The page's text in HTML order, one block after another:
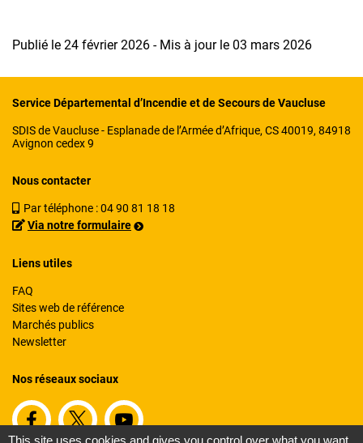
Publié le 24 février 2026 - Mis à jour le 03 mars 2026
Service Départemental d’Incendie et de Secours de Vaucluse
SDIS de Vaucluse - Esplanade de l’Armée d’Afrique, CS 40019, 84918
Avignon cedex 9
Nous contacter
Par téléphone :04 90 81 18 18
Via notre formulaire
Liens utiles
FAQ
Sites web de référence
Marchés publics
Newsletter
Nos réseaux sociaux
This site uses cookies and gives you control over what you want